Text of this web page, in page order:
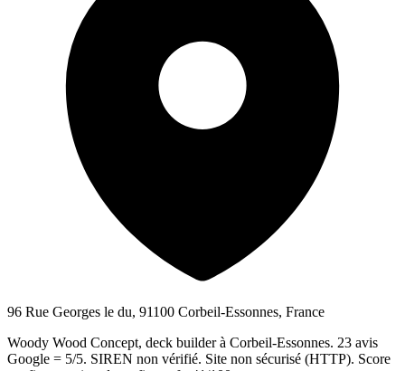
96 Rue Georges le du, 91100 Corbeil-Essonnes, France
Woody Wood Concept, deck builder à Corbeil-Essonnes. 23 avis
Google = 5/5. SIREN non vérifié. Site non sécurisé (HTTP). Score